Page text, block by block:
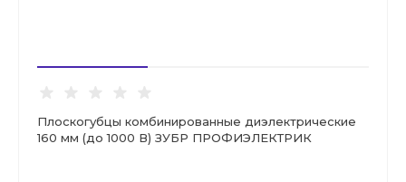
Плоскогубцы комбинированные диэлектрические
160 мм (до 1000 В) ЗУБР ПРОФИЭЛЕКТРИК